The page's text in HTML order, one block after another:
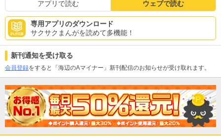
アプリで読む ウェブで読む
専用アプリのダウンロード
サクサクまんがを読めて多機能！
新刊通知を受け取る
会員登録をすると「海辺のAマイナー」新刊配信のお知らせが受け取れます。